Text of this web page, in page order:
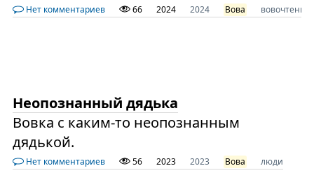
Нет комментариев 66 2024 2024 Вова вовочтение
Неопознанный дядька
Вовка с каким-то неопознанным
дядькой.
Нет комментариев 56 2023 2023 Вова люди